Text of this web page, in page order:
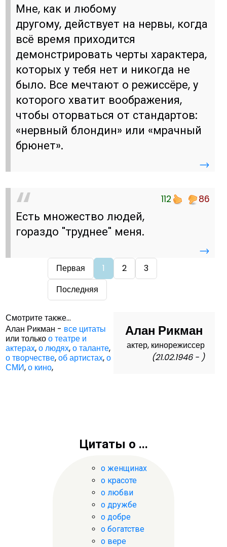
Мне, как и любому
другому, действует на нервы, когда
всё время приходится
демонстрировать черты характера,
которых у тебя нет и никогда не
было. Все мечтают о режиссёре, у
которого хватит воображения,
чтобы оторваться от стандартов:
«нервный блондин» или «мрачный
брюнет».
→
112 86
Есть множество людей,
гораздо "труднее" меня.
→
Первая 1 2
3
Последняя
Алан Рикман
актер, кинорежиссер
(21.02.1946 - )
Смотрите также...
Алан Рикман - все цитаты
или толькоо театре и
актерах,о людях,о таланте,
о творчестве,об артистах,о
СМИ,о кино,
Цитаты о ...
о женщинах
о красоте
о любви
о дружбе
о добре
о богатстве
о вере